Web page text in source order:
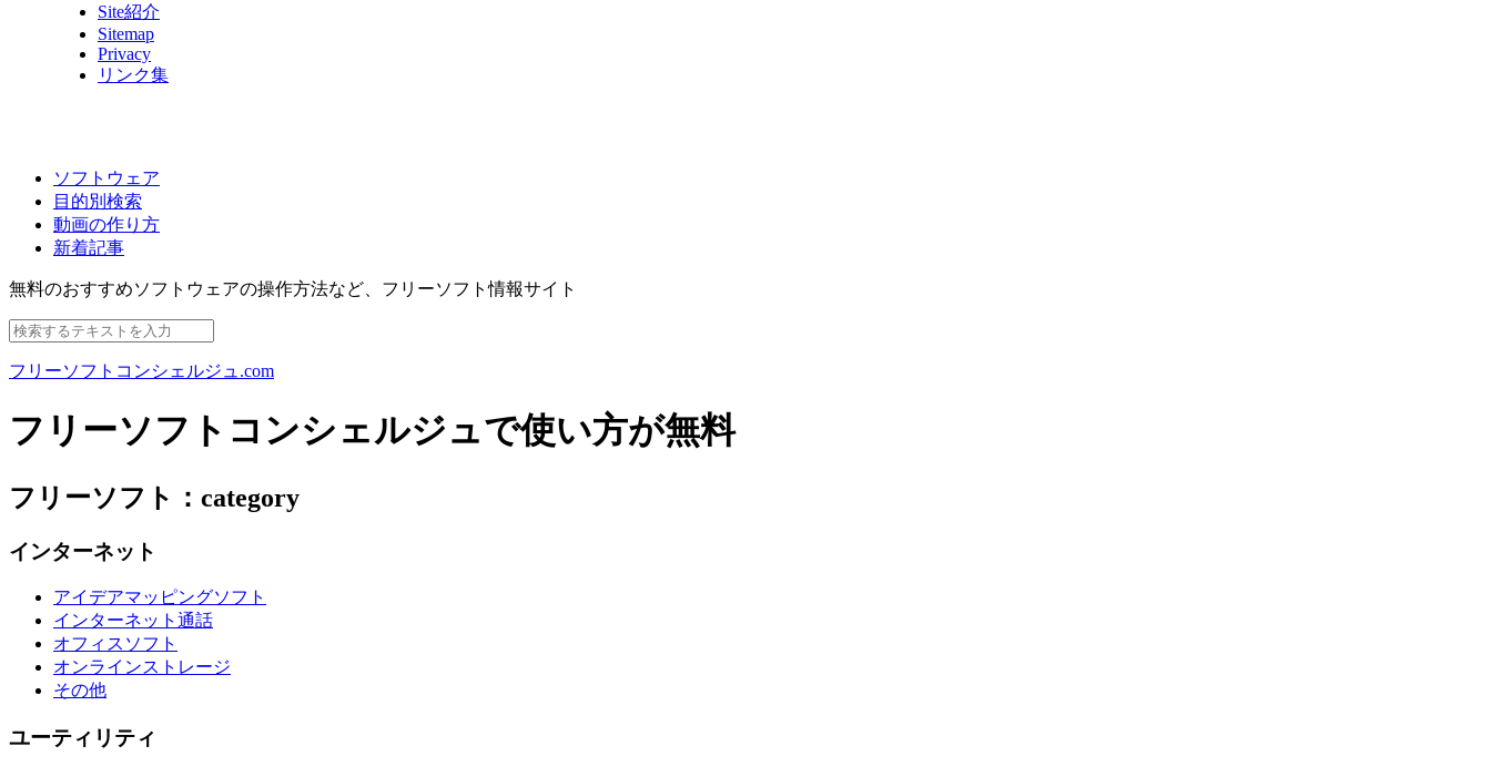
Site紹介
Sitemap
Privacy
リンク集
ソフトウェア
目的別検索
動画の作り方
新着記事
無料のおすすめソフトウェアの操作方法など、 フリーソフト情報サイト
フリーソフトコンシェルジュ.com
フリーソフトコンシェルジュで使い方が無料
フリーソフト：category
インターネット
アイデアマッピングソフト
インターネット通話
オフィスソフト
オンラインストレージ
その他
ユーティリティ